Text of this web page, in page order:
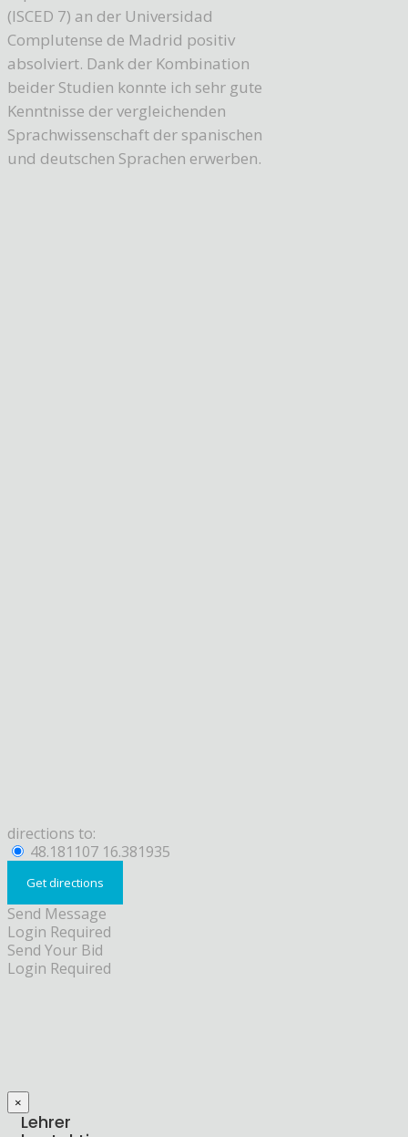
(ISCED 7) an der Universidad
Complutense de Madrid positiv
absolviert. Dank der Kombination
beider Studien konnte ich sehr gute
Kenntnisse der vergleichenden
Sprachwissenschaft der spanischen
und deutschen Sprachen erwerben.
directions to:
48.181107 16.381935
Send Message
Login Required
Send Your Bid
Login Required
×
Lehrer